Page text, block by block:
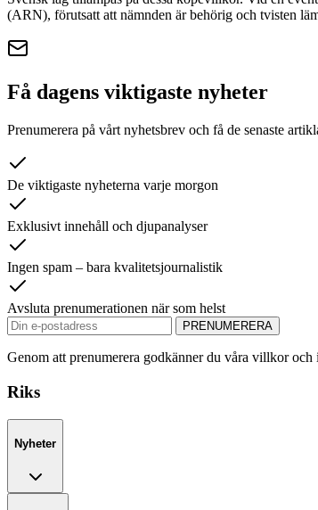
(ARN), förutsatt att nämnden är behörig och tvisten
Få dagens viktigaste nyheter
Prenumerera på vårt nyhetsbrev och få de senaste
De viktigaste nyheterna varje morgon
Exklusivt innehåll och djupanalyser
Ingen spam – bara kvalitetsjournalistik
Avsluta prenumerationen när som helst
PRENUMERERA
Genom att prenumerera godkänner du våra villkor
Riks
Nyheter